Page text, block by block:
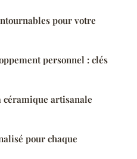
pour votre
personnel : clés
céramique artisanale
pour chaque